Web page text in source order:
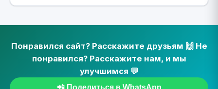
Понравился сайт? Расскажите друзьям 🙌 Не
понравился? Расскажите нам, и мы
улучшимся 💬
📲 Поделиться в WhatsApp